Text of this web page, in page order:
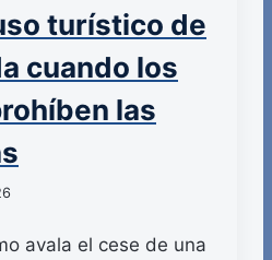
turístico de
cuando los
las
avala el cese de una